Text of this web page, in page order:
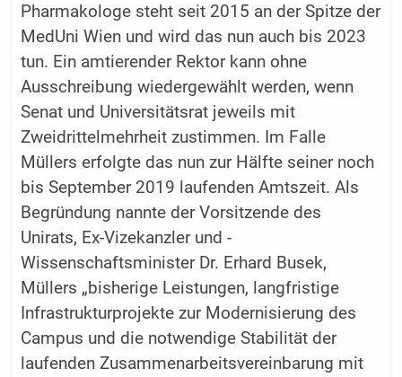
Pharmakologe steht seit 2015 an der Spitze der
MedUni Wien und wird das nun auch bis 2023
tun. Ein amtierender Rektor kann ohne
Ausschreibung wiedergewählt werden, wenn
Senat und Universitätsrat jeweils mit
Zweidrittelmehrheit zustimmen. Im Falle
Müllers erfolgte das nun zur Hälfte seiner noch
bis September 2019 laufenden Amtszeit. Als
Begründung nannte der Vorsitzende des
Unirats, Ex-Vizekanzler und -
Wissenschaftsminister Dr. Erhard Busek,
Müllers „bisherige Leistungen, langfristige
Infrastrukturprojekte zur Modernisierung des
Campus und die notwendige Stabilität der
laufenden Zusammenarbeitsvereinbarung mit